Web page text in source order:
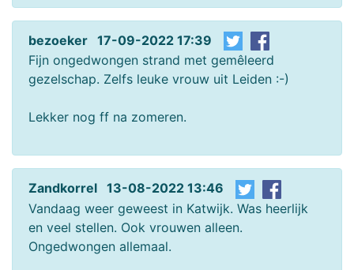
bezoeker 17-09-2022 17:39
Fijn ongedwongen strand met gemêleerd
gezelschap. Zelfs leuke vrouw uit Leiden :-)
Lekker nog ff na zomeren.
Zandkorrel 13-08-2022 13:46
Vandaag weer geweest in Katwijk. Was heerlijk
en veel stellen. Ook vrouwen alleen.
Ongedwongen allemaal.